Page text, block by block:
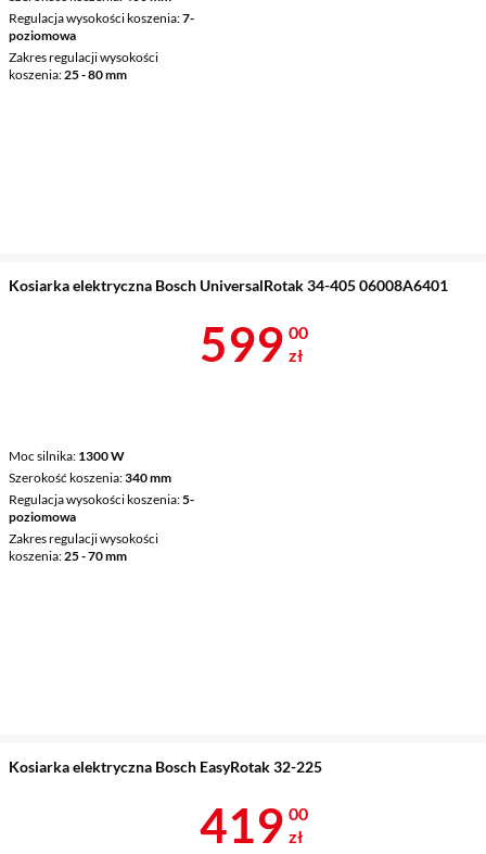
Regulacja wysokości koszenia 7-
poziomowa
Zakres regulacji wysokości
koszenia 25 - 80 mm
Kosiarka elektryczna Bosch UniversalRotak 34-405 06008A6401
Moc silnika 1300 W
Szerokość koszenia 340 mm
Regulacja wysokości koszenia 5-
poziomowa
Zakres regulacji wysokości
koszenia 25 - 70 mm
Cena 599 zł
599 00
zł
Kosiarka elektryczna Bosch EasyRotak 32-225
Cena 419 zł
419 00
zł